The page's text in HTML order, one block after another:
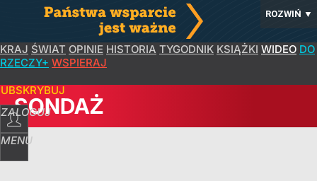
ROZWIŃ ▼
KRAJ ŚWIAT OPINIE HISTORIA TYGODNIK KSIĄŻKI WIDEO DO
RZECZY+ WSPIERAJ
ZALOGUJ
MENU
SONDAŻ